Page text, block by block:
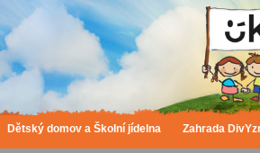
Dětský domov a Školní jídelna Zahrada